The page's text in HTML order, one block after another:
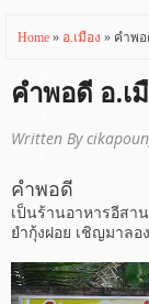
i
o
n
Home » อ.เมือง » คำพอ
คำพอดี อ.เ
Written By
คำพอดี
เป็นร้านอาหารอีสา
ยำกุ้งฝอย เชิญมาล